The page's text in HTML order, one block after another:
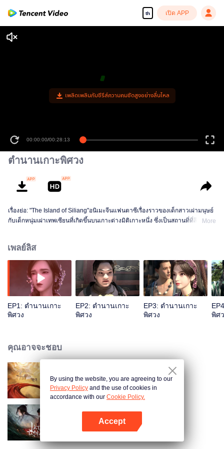
th เปิด APP
เพลิดเพลินกับซีรีส์ความคมชัดสูงอย่างลื่นไหล
00:00:00/00:28:13
ตำนานเกาะพิศวง
เรื่องย่อ: "The Island of Siliang"อนิเมะจีนแฟนตาซีเรื่องราวของเด็กสาวเผ่ามนุษย์
กับเด็กหนุ่มเผ่าเทพเซียนที่เกิดขึ้นบนเกาะต่างมิติเกาะหนึ่ง ซึ่งเป็นสถานที่ที่ลึกลับMore
เพลย์ลิส
EP1: ตำนานเกาะ
พิศวง
EP2: ตำนานเกาะ
พิศวง
EP3: ตำนานเกาะ
พิศวง
พิศ
คุณอาจจะชอบ
ศึกพิชิตสวรรค์
จูเซียน กระบี่เทพสังหาร
By using the website, you are agreeing to our
Privacy Policy and the use of cookies in
accordance with our Cookie Policy.
Accept